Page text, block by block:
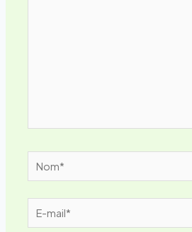
Nom*
E-
mail*